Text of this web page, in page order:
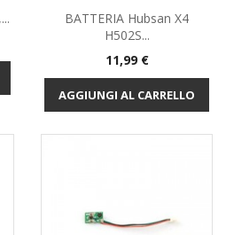
BATTERIA Hubsan X4
H502S...
Prezzo
11,99 €
AGGIUNGI AL CARRELLO